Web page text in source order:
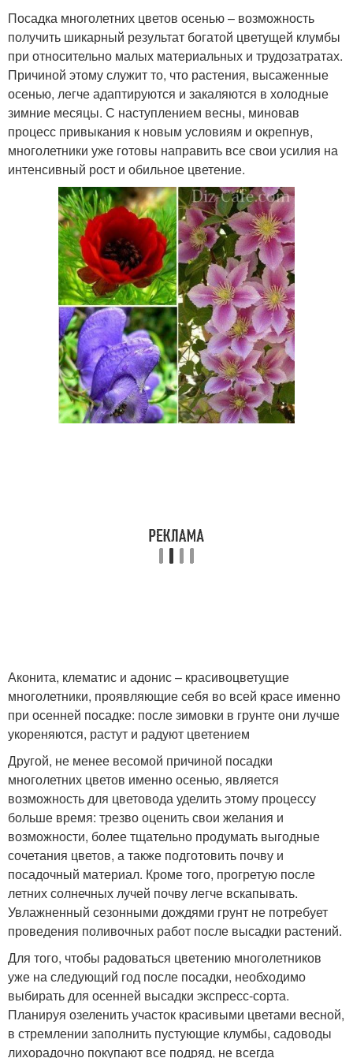
Посадка многолетних цветов осенью – возможность
получить шикарный результат богатой цветущей клумбы
при относительно малых материальных и трудозатратах.
Причиной этому служит то, что растения, высаженные
осенью, легче адаптируются и закаляются в холодные
зимние месяцы. С наступлением весны, миновав
процесс привыкания к новым условиям и окрепнув,
многолетники уже готовы направить все свои усилия на
интенсивный рост и обильное цветение.
Аконита, клематис и адонис – красивоцветущие
многолетники, проявляющие себя во всей красе именно
при осенней посадке: после зимовки в грунте они лучше
укореняются, растут и радуют цветением
Другой, не менее весомой причиной посадки
многолетних цветов именно осенью, является
возможность для цветовода уделить этому процессу
больше время: трезво оценить свои желания и
возможности, более тщательно продумать выгодные
сочетания цветов, а также подготовить почву и
посадочный материал. Кроме того, прогретую после
летних солнечных лучей почву легче вскапывать.
Увлажненный сезонными дождями грунт не потребует
проведения поливочных работ после высадки растений.
Для того, чтобы радоваться цветению многолетников
уже на следующий год после посадки, необходимо
выбирать для осенней высадки экспресс-сорта.
Планируя озеленить участок красивыми цветами весной,
в стремлении заполнить пустующие клумбы, садоводы
лихорадочно покупают все подряд, не всегда